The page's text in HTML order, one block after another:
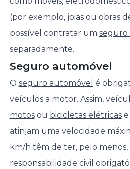
(por exemplo, joias ou obras
possível contratar um seguro
separadamente.
Seguro automóvel
O seguro automóvel é
veículos a motor. Assim,
motosou bicicletas elétricase
atinjam uma velocidade
km/h têm de ter, pelo
responsabilidade civil